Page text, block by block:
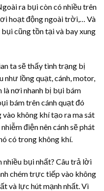
ra bụi còn có nhiều trên
hoạt động ngoài trời,… Và
cũng tồn tại và bay xung
ta sẽ thấy tình trạng bị
như lồng quạt, cánh, motor,
nơi nhanh bị bụi bám
bám trên cánh quạt đó
vào không khí tạo ra ma sát
điện nên cánh sẽ phát
có trong không khí.
nhiều bụi nhất? Câu trả lời
chém trực tiếp vào không
và lực hút mạnh nhất. Vì